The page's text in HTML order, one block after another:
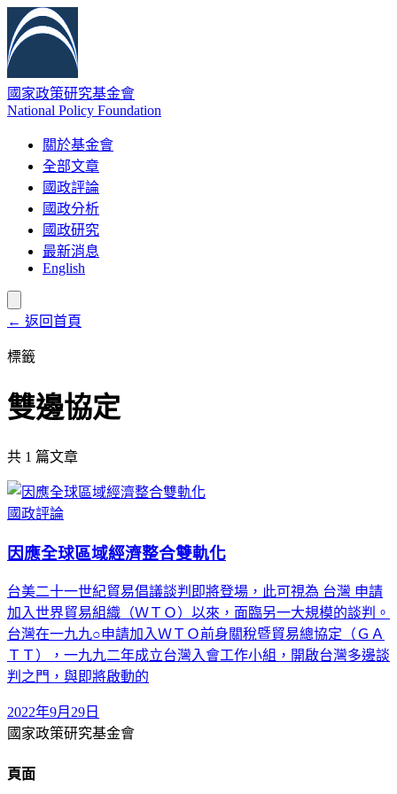
國家政策研究基金會
National Policy Foundation
關於基金會
全部文章
國政評論
國政分析
國政研究
最新消息
English
← 返回首頁
標籤
雙邊協定
共 1 篇文章
國政評論
因應全球區域經濟整合雙軌化
台美二十一世紀貿易倡議談判即將登場，此可視為 台灣 申請
加入世界貿易組織（ＷＴＯ）以來，面臨另一大規模的談判。
台灣在一九九○申請加入ＷＴＯ前身關稅暨貿易總協定（ＧＡ
ＴＴ），一九九二年成立台灣入會工作小組，開啟台灣多邊談
判之門，與即將啟動的
2022年9月29日
國家政策研究基金會
頁面